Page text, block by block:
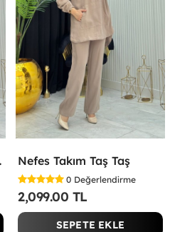
Nefes Takım Taş Taş
0 Değerlendirme
2,099.00 TL
SEPETE EKLE